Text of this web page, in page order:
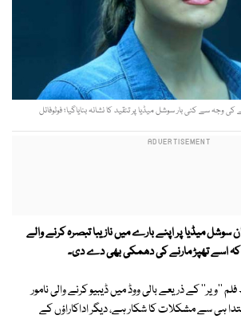
کی وجہ سے کئی بار سوشل میڈیا پر تنقید کا نشانہ بنایاگیا؛ فوٹوفائل
سوشل میڈیا پر اپنے بارے میں نازیبا تبصرہ کرنے والے
کہ اسے تھپڑ مارنے کی دھمکی بھی دے دی۔
''ویر'' کے ذریعے بالی ووڈ میں ڈیبیو کرنے والی نامور
ابتدا ہی سے مشکلات کا شکار ہے، دیگر اداکاراؤں کے